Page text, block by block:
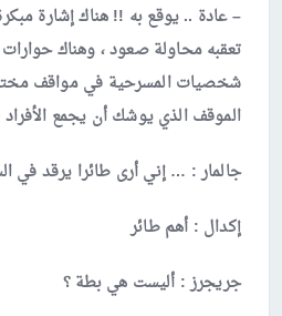
– عادة .. يوقع به !! هناك إشارة
تعقبه محاولة صعود ، وهناك
شخصيات المسرحية في مواقف
الموقف الذي يوشك أن يجمع
جالمار: … إني أرى طائرا يرقد في
إكدال : أهم طائر
جريجرز: أليست هي بطة ؟